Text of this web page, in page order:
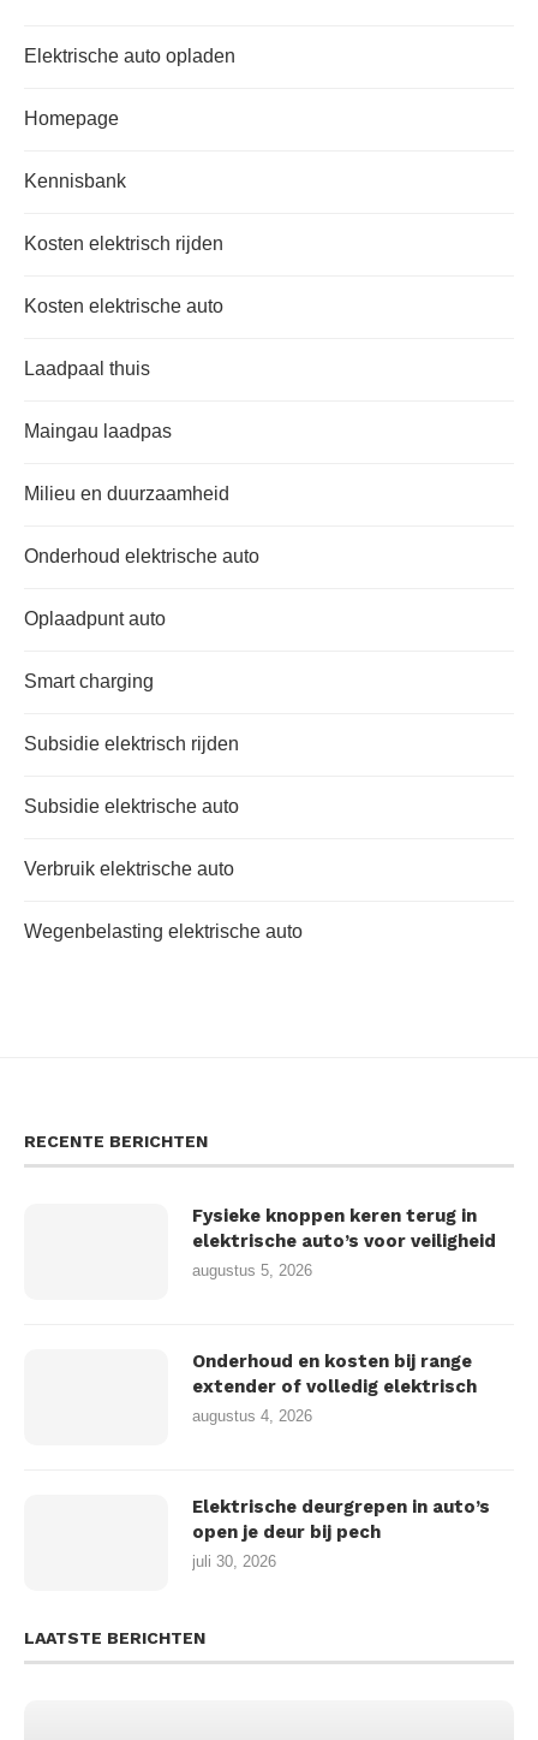
Elektrische auto opladen
Homepage
Kennisbank
Kosten elektrisch rijden
Kosten elektrische auto
Laadpaal thuis
Maingau laadpas
Milieu en duurzaamheid
Onderhoud elektrische auto
Oplaadpunt auto
Smart charging
Subsidie elektrisch rijden
Subsidie elektrische auto
Verbruik elektrische auto
Wegenbelasting elektrische auto
RECENTE BERICHTEN
Fysieke knoppen keren terug in
elektrische auto’s voor veiligheid
augustus 5, 2026
Onderhoud en kosten bij range
extender of volledig elektrisch
augustus 4, 2026
Elektrische deurgrepen in auto’s
open je deur bij pech
juli 30, 2026
LAATSTE BERICHTEN